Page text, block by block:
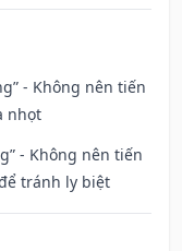
- Không nên tiến
nhọt
- Không nên tiến
tránh ly biệt